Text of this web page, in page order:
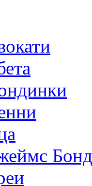
Бонд